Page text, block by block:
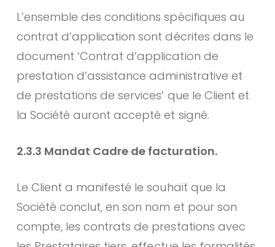
L’ensemble des conditions spécifiques au
contrat d’application sont décrites dans le
document ‘Contrat d’application de
prestation d’assistance administrative et
de prestations de services’ que le Client et
la Société auront accepté et signé.
2.3.3 Mandat Cadre de facturation.
Le Client a manifesté le souhait que la
Société conclut, en son nom et pour son
compte, les contrats de prestations avec